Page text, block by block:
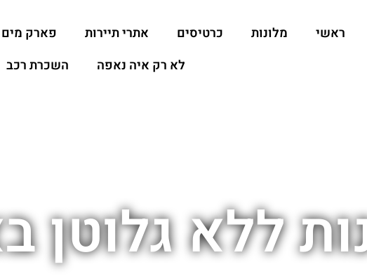
ראשי מלונות כרטיסים אתרי תיירות פארק מים
לא רק איה נאפה
השכרת רכב
ללא גלוטן